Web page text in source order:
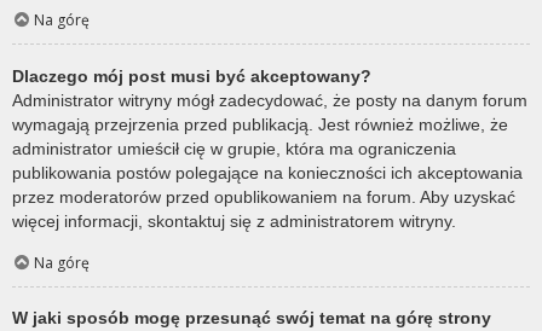
Na górę
Dlaczego mój post musi być akceptowany?
Administrator witryny mógł zadecydować, że posty na danym forum
wymagają przejrzenia przed publikacją. Jest również możliwe, że
administrator umieścił cię w grupie, która ma ograniczenia
publikowania postów polegające na konieczności ich akceptowania
przez moderatorów przed opublikowaniem na forum. Aby uzyskać
więcej informacji, skontaktuj się z administratorem witryny.
Na górę
W jaki sposób mogę przesunąć swój temat na górę strony